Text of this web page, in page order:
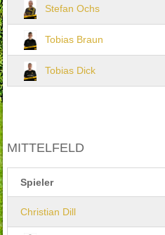
Stefan Ochs
Tobias Braun
Tobias Dick
MITTELFELD
Spieler
Christian Dill